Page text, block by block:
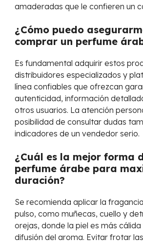
amaderadas que le confieren un
¿Cómo puedo
comprar un perfume
Es fundamental adquirir estos
distribuidores especializados y
línea confiables que ofrezcan
autenticidad, información
otros usuarios. La atención
posibilidad de consultar dudas
indicadores de un vendedor serio.
¿Cuál es la mejor forma
perfume árabe para
duración?
Se recomienda aplicar la
pulso, como muñecas, cuello y
orejas, donde la piel es más
difusión del aroma. Evitar frotar